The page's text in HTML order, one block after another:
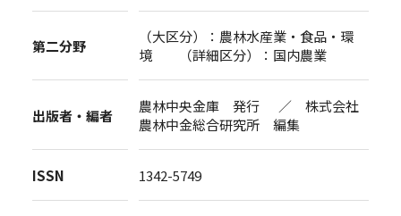
第二分野
（大区分）：農林水産業・食品・環
境 （詳細区分）：国内農業
出版者・編者
農林中央金庫 発行 ／ 株式会社
農林中金総合研究所 編集
ISSN 1342-5749